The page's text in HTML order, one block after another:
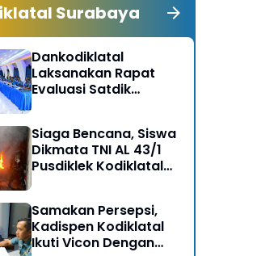
Surabaya
Dankodiklatal
Laksanakan Rapat
Evaluasi Satdik
Siaga Bencana, Siswa
Dikmata TNI AL 43/1
Pusdiklek Kodiklatal
Kobocoran
Samakan Persepsi,
Kadispen Kodiklatal
Ikuti Vicon Dengan